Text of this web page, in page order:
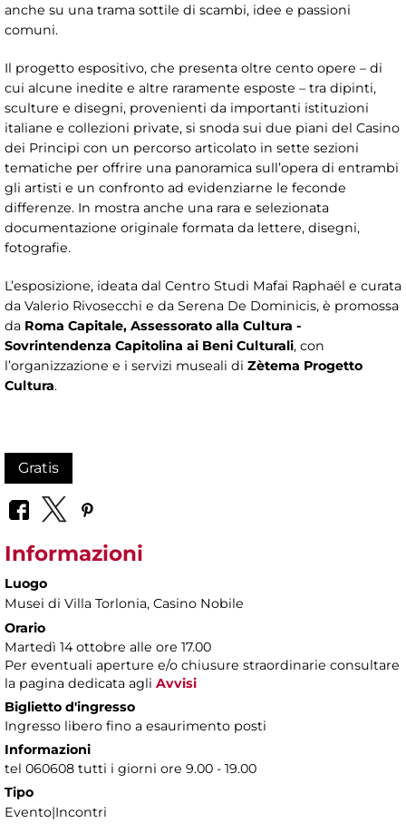
anche su una trama sottile di scambi, idee e passioni
comuni.
Il progetto espositivo, che presenta oltre cento opere – di
cui alcune inedite e altre raramente esposte – tra dipinti,
sculture e disegni, provenienti da importanti istituzioni
italiane e collezioni private, si snoda sui due piani del Casino
dei Principi con un percorso articolato in sette sezioni
tematiche per offrire una panoramica sull’opera di entrambi
gli artisti e un confronto ad evidenziarne le feconde
differenze. In mostra anche una rara e selezionata
documentazione originale formata da lettere, disegni,
fotografie.
L’esposizione, ideata dal Centro Studi Mafai Raphaël e curata
da Valerio Rivosecchi e da Serena De Dominicis, è promossa
da Roma Capitale, Assessorato alla Cultura -
Sovrintendenza Capitolina ai Beni Culturali, con
l’organizzazione e i servizi museali di Zètema Progetto
Cultura.
Gratis
Informazioni
Luogo
Musei di Villa Torlonia, Casino Nobile
Orario
Martedì 14 ottobre alle ore 17.00
Per eventuali aperture e/o chiusure straordinarie consultare
la pagina dedicata agli Avvisi
Biglietto d'ingresso
Ingresso libero fino a esaurimento posti
Informazioni
tel 060608 tutti i giorni ore 9.00 - 19.00
Tipo
Evento|Incontri